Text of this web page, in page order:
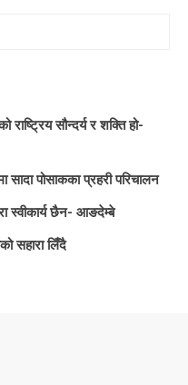
राष्ट्रिय सौन्दर्य र शक्ति हो-
सादा पोसाकका प्रहरी परिचालन
स्वीकार्य छैन- आङदेम्बे
सहारा लिँदै